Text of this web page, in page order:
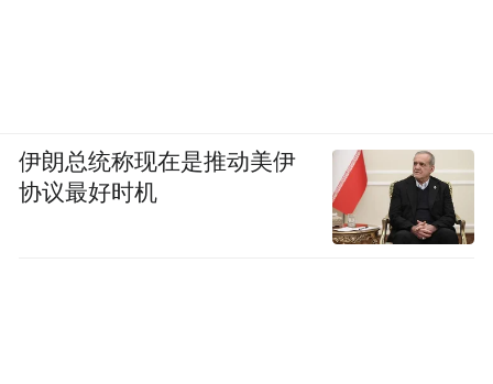
伊朗总统称现在是推动美伊
协议最好时机